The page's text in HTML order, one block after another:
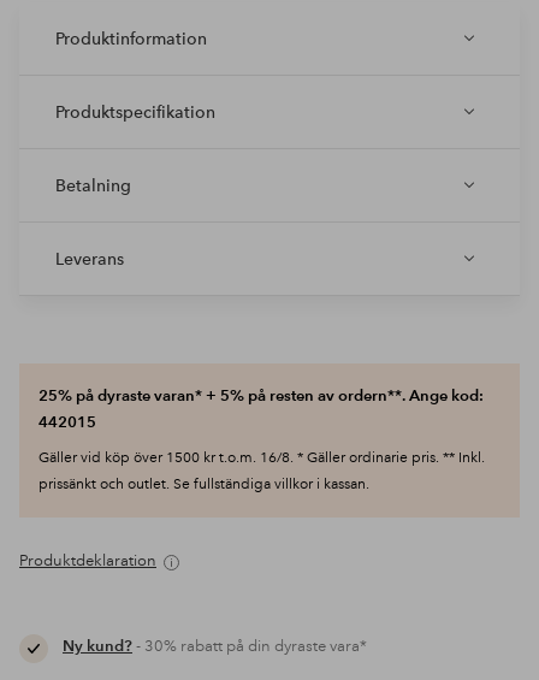
Produktinformation
Produktspecifikation
Betalning
Leverans
25% på dyraste varan* + 5% på resten av ordern**. Ange kod:
442015
Gäller vid köp över 1500 kr t.o.m. 16/8. * Gäller ordinarie pris. ** Inkl.
prissänkt och outlet. Se fullständiga villkor i kassan.
Produktdeklaration
Ny kund?- 30% rabatt på din dyraste vara*